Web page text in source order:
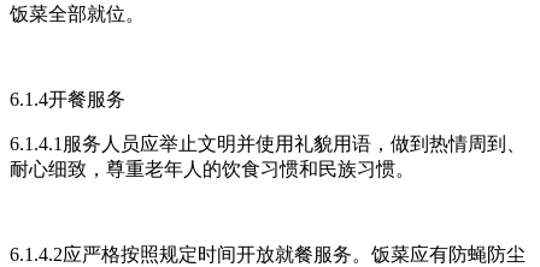
饭菜全部就位。
6.1.4开餐服务
6.1.4.1服务人员应举止文明并使用礼貌用语，做到热情周到、
耐心细致，尊重老年人的饮食习惯和民族习惯。
6.1.4.2应严格按照规定时间开放就餐服务。饭菜应有防蝇防尘